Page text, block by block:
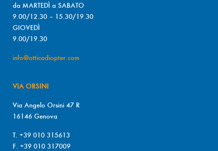
da MARTEDÌ a SABATO
9.00/12.30 – 15.30/19.30
GIOVEDÌ
9.00/19.30
info@otticadiopter.com
VIA ORSINI
Via Angelo Orsini 47 R
16146 Genova
T. +39 010 315613
F. +39 010 317009